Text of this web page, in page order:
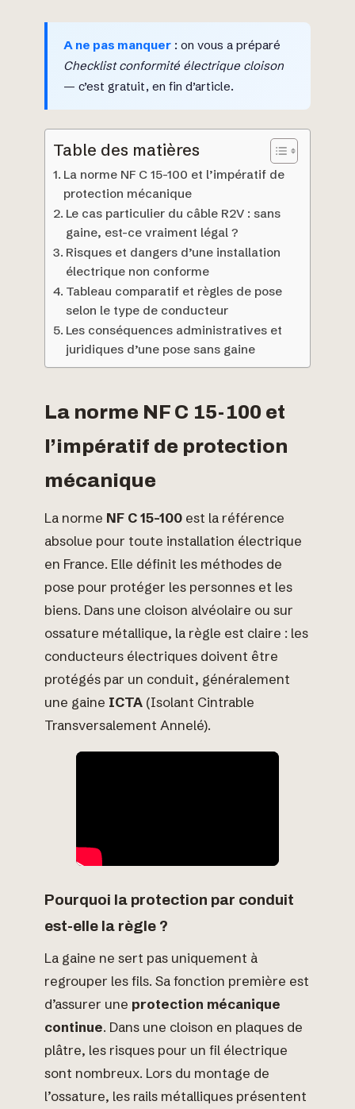
A ne pas manquer : on vous a préparé
Checklist conformité électrique cloison
— c’est gratuit, en fin d’article.
Table des matières
La norme NF C 15-100 et l’impératif de
protection mécanique
Le cas particulier du câble R2V : sans
gaine, est-ce vraiment légal ?
Risques et dangers d’une installation
électrique non conforme
Tableau comparatif et règles de pose
selon le type de conducteur
Les conséquences administratives et
juridiques d’une pose sans gaine
La norme NF C 15-100 et
l’impératif de protection
mécanique
La norme NF C 15-100 est la référence
absolue pour toute installation électrique
en France. Elle définit les méthodes de
pose pour protéger les personnes et les
biens. Dans une cloison alvéolaire ou sur
ossature métallique, la règle est claire : les
conducteurs électriques doivent être
protégés par un conduit, généralement
une gaine ICTA (Isolant Cintrable
Transversalement Annelé).
Pourquoi la protection par conduit
est-elle la règle ?
La gaine ne sert pas uniquement à
regrouper les fils. Sa fonction première est
d’assurer une protection mécanique
continue. Dans une cloison en plaques de
plâtre, les risques pour un fil électrique
sont nombreux. Lors du montage de
l’ossature, les rails métalliques présentent